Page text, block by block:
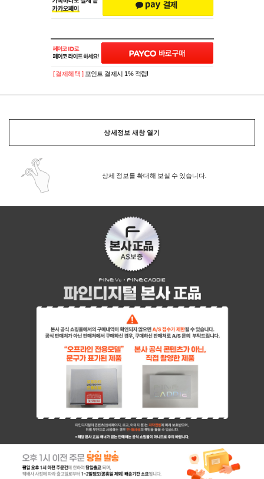
페이코 ID로 페이
[ 결제혜택 ] 포인트 결제시 1% 적립!
상세정보 새창 열기
상세 정보를 확대해 보실 수 있습니다.